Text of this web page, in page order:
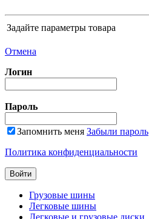
Задайте параметры товара
Отмена
Логин
Пароль
Запомнить меня Забыли пароль
Политика конфиденциальности
Грузовые шины
Легковые шины